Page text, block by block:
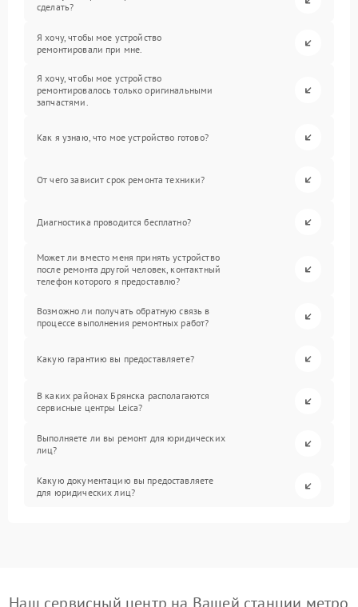
сделать?
Я хочу, чтобы мое устройство
ремонтировали при мне.
Я хочу, чтобы мое устройство
ремонтировалось только оригинальными
запчастями.
Как я узнаю, что мое устройство готово?
От чего зависит срок ремонта техники?
Диагностика проводится бесплатно?
Может ли вместо меня принять устройство
после ремонта другой человек, контактный
телефон которого я предоставлю?
Возможно ли получать обратную связь в
процессе выполнения ремонтных работ?
Какую гарантию вы предоставляете?
В каких районах Брянска располагаются
сервисные центры Leica?
Выполняете ли вы ремонт для юридических
лиц?
Какую документацию вы предоставляете
для юридических лиц?